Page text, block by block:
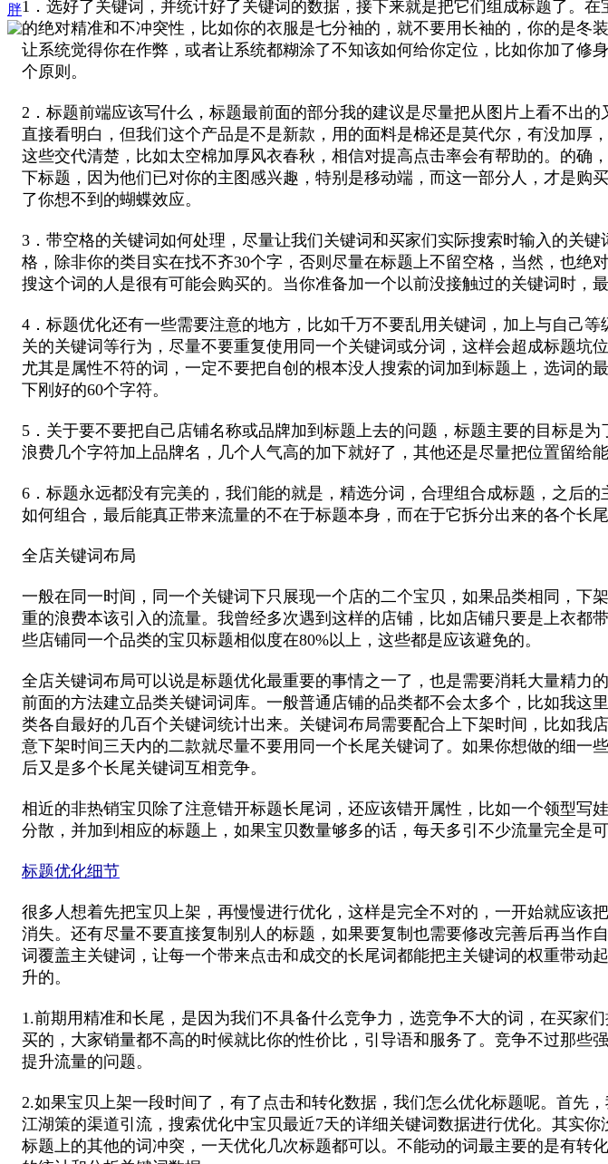
胖1．选好了关键词，并统计好了关键词的数据，接下来就是把它们组成标题了。
的绝对精准和不冲突性，比如你的衣服是七分袖的，就不要用长袖的，你的是
让系统觉得你在作弊，或者让系统都糊涂了不知该如何给你定位，比如你加了
个原则。
2．标题前端应该写什么，标题最前面的部分我的建议是尽量把从图片上看不出
直接看明白，但我们这个产品是不是新款，用的面料是棉还是莫代尔，有没加
这些交代清楚，比如太空棉加厚风衣春秋，相信对提高点击率会有帮助的。的
下标题，因为他们已对你的主图感兴趣，特别是移动端，而这一部分人，才是购
了你想不到的蝴蝶效应。
3．带空格的关键词如何处理，尽量让我们关键词和买家们实际搜索时输入的关
格，除非你的类目实在找不齐30个字，否则尽量在标题上不留空格，当然，也
搜这个词的人是很有可能会购买的。当你准备加一个以前没接触过的关键词时，
4．标题优化还有一些需要注意的地方，比如千万不要乱用关键词，加上与自己
关的关键词等行为，尽量不要重复使用同一个关键词或分词，这样会超成标题
尤其是属性不符的词，一定不要把自创的根本没人搜索的词加到标题上，选词
下刚好的60个字符。
5．关于要不要把自己店铺名称或品牌加到标题上去的问题，标题主要的目标是
浪费几个字符加上品牌名，几个人气高的加下就好了，其他还是尽量把位置留给能
6．标题永远都没有完美的，我们能的就是，精选分词，合理组合成标题，之后
如何组合，最后能真正带来流量的不在于标题本身，而在于它拆分出来的各个长
全店关键词布局
一般在同一时间，同一个关键词下只展现一个店的二个宝贝，如果品类相同，
重的浪费本该引入的流量。我曾经多次遇到这样的店铺，比如店铺只要是上衣
些店铺同一个品类的宝贝标题相似度在80%以上，这些都是应该避免的。
全店关键词布局可以说是标题优化最重要的事情之一了，也是需要消耗大量精
前面的方法建立品类关键词词库。一般普通店铺的品类都不会太多个，比如我
类各自最好的几百个关键词统计出来。关键词布局需要配合上下架时间，比如
意下架时间三天内的二款就尽量不要用同一个长尾关键词了。如果你想做的细
后又是多个长尾关键词互相竞争。
相近的非热销宝贝除了注意错开标题长尾词，还应该错开属性，比如一个领型
分散，并加到相应的标题上，如果宝贝数量够多的话，每天多引不少流量完全是可
标题优化细节
很多人想着先把宝贝上架，再慢慢进行优化，这样是完全不对的，一开始就应
消失。还有尽量不要直接复制别人的标题，如果要复制也需要修改完善后再当
词覆盖主关键词，让每一个带来点击和成交的长尾词都能把主关键词的权重带
升的。
1.前期用精准和长尾，是因为我们不具备什么竞争力，选竞争不大的词，在买家
买的，大家销量都不高的时候就比你的性价比，引导语和服务了。竞争不过那
提升流量的问题。
2.如果宝贝上架一段时间了，有了点击和转化数据，我们怎么优化标题呢。首先
江湖策的渠道引流，搜索优化中宝贝最近7天的详细关键词数据进行优化。其实
标题上的其他的词冲突，一天优化几次标题都可以。不能动的词最主要的是有